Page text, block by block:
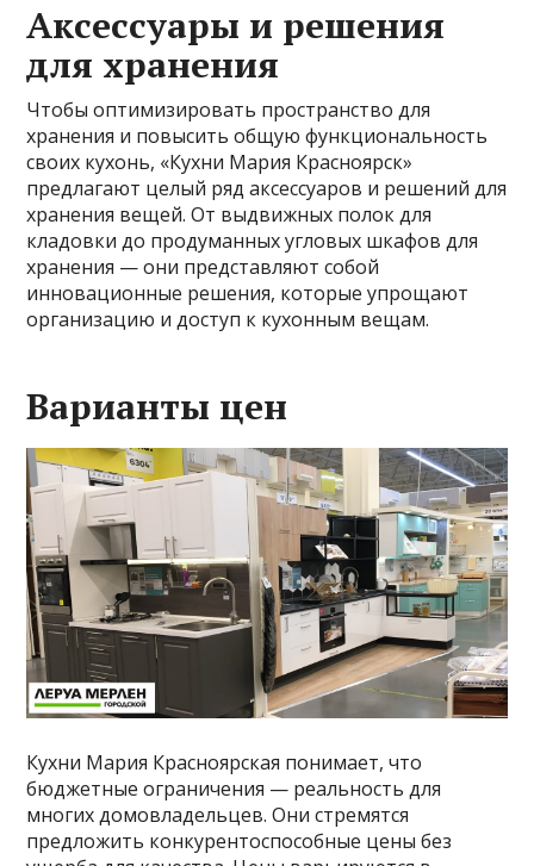
Аксессуары и решения
для хранения
Чтобы оптимизировать пространство для
хранения и повысить общую функциональность
своих кухонь, «Кухни Мария Красноярск»
предлагают целый ряд аксессуаров и решений для
хранения вещей. От выдвижных полок для
кладовки до продуманных угловых шкафов для
хранения — они представляют собой
инновационные решения, которые упрощают
организацию и доступ к кухонным вещам.
Варианты цен
Кухни Мария Красноярская понимает, что
бюджетные ограничения — реальность для
многих домовладельцев. Они стремятся
предложить конкурентоспособные цены без